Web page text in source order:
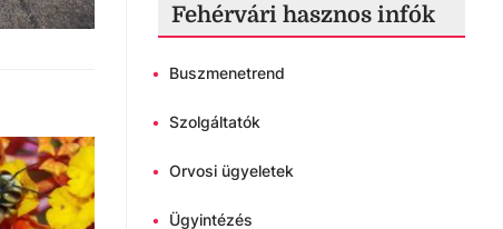
Fehérvári hasznos infók
• Buszmenetrend
• Szolgáltatók
• Orvosi ügyeletek
• Ügyintézés